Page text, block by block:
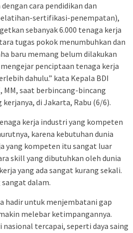
cara pendidikan dan
sertifikasi-penempatan),
sebanyak 6.000 tenaga kerja
tugas pokok menumbuhkan dan
baru memang belum dilakukan
penciptaan tenaga kerja
dahulu.” kata Kepala BDI
MM, saat berbincang-bincang
di Jakarta, Rabu (6/6).
kerja industri yang kompeten
karena kebutuhan dunia
yang kompeten itu sangat luar
skill yang dibutuhkan oleh dunia
yang ada sangat kurang sekali.
dalam.
hadir untuk menjembatani gap
melebar ketimpangannya.
tercapai, seperti daya saing